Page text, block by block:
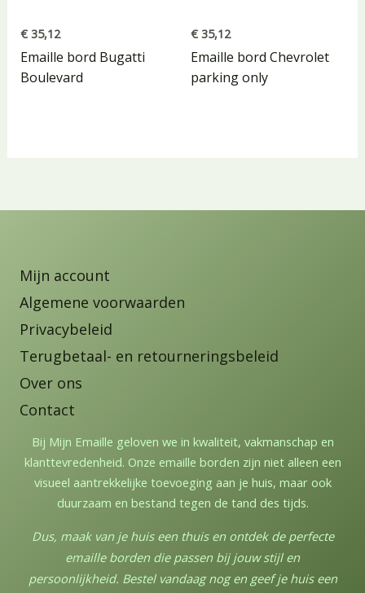
€35,12
Emaille bord Bugatti
Boulevard
€ 35,12
Emaille bord Chevrolet
parking only
Mijn account
Algemene voorwaarden
Privacybeleid
Terugbetaal- en retourneringsbeleid
Over ons
Contact
Bij Mijn Emaille geloven we in kwaliteit, vakmanschap en
klanttevredenheid. Onze emaille borden zijn niet alleen een
visueel aantrekkelijke toevoeging aan je huis, maar ook
duurzaam en bestand tegen de tand des tijds.
Dus, maak van je huis een thuis en ontdek de perfecte
emaille borden die passen bij jouw stijl en
persoonlijkheid. Bestel vandaag nog en geef je huis een